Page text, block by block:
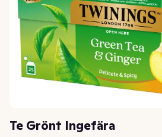
Te Grönt Ingefära